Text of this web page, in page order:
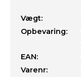
Vægt:
Opbevaring:
EAN:
Varenr: